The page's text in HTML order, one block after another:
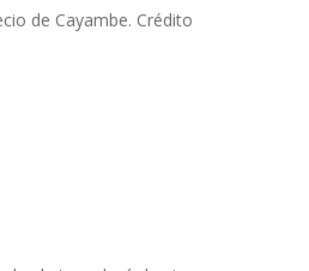
de Cayambe. Crédito